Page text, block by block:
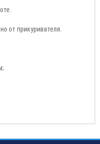
от прикуривателя.